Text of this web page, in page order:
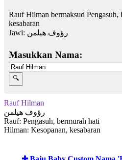
Rauf Hilman bermaksud Pengasuh,
kesabaran
Jawi: رؤوف هيلمن
Masukkan Nama:
Rauf Hilman
رؤوف هيلمن
Rauf: Pengasuh, bermurah hati
Hilman: Kesopanan, kesabaran